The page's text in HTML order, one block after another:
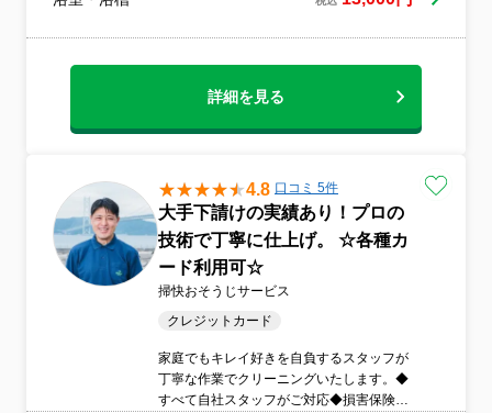
詳細を見る
4.8 口コミ 5件
大手下請けの実績あり！プロの
技術で丁寧に仕上げ。 ☆各種カ
ード利用可☆
掃快おそうじサービス
クレジットカード
家庭でもキレイ好きを自負するスタッフが
丁寧な作業でクリーニングいたします。◆
すべて自社スタッフがご対応◆損害保険加